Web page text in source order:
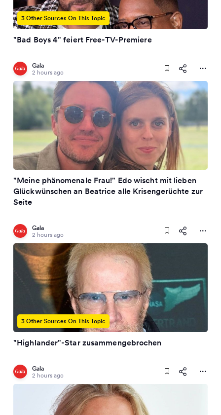
3 Other Sources On This Topic
"Bad Boys 4" feiert Free-TV-Premiere
Gala
2 hours ago
"Meine phänomenale Frau!" Edo wischt mit lieben
Glückwünschen an Beatrice alle Krisengerüchte zur
Seite
Gala
2 hours ago
3 Other Sources On This Topic
"Highlander"-Star zusammengebrochen
Gala
2 hours ago